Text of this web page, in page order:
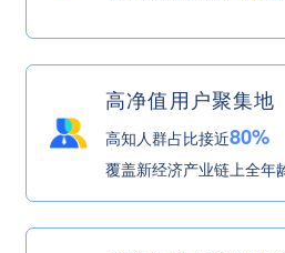
高净值用户聚集地
高知人群占比接近80%
覆盖新经济产业链上全年